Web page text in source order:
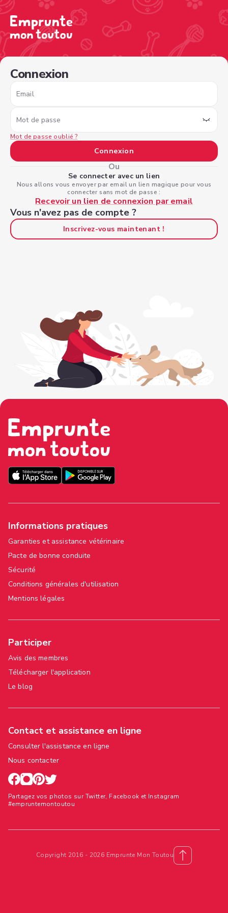
Connexion
Email
Mot de passe
Mot de passe oublié ?
Connexion
Ou
Se connecter avec un lien
Nous allons vous envoyer par email un lien magique pour vous
connecter sans mot de passe :
Recevoir un lien de connexion par email
Vous n'avez pas de compte ?
Inscrivez-vous maintenant !
Informations pratiques
Garanties et assistance vétérinaire
Pacte de bonne conduite
Sécurité
Conditions générales d'utilisation
Mentions légales
Participer
Avis des membres
Télécharger l'application
Le blog
Contact et assistance en ligne
Consulter l'assistance en ligne
Nous contacter
Partagez vos photos sur Twitter, Facebook et Instagram
#empruntemontoutou
Copyright 2016 - 2026 Emprunte Mon Toutou
/sign-in?nextPage=%2Fview-profile%2F9f5e1a83-2f33-